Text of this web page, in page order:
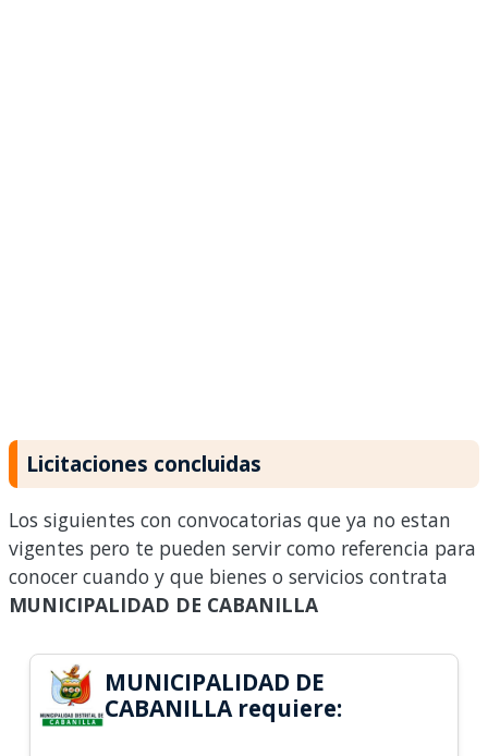
Licitaciones concluidas
Los siguientes con convocatorias que ya no estan
vigentes pero te pueden servir como referencia para
conocer cuando y que bienes o servicios contrata
MUNICIPALIDAD DE CABANILLA
MUNICIPALIDAD DE
CABANILLA requiere: